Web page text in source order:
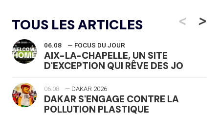
TOUS LES ARTICLES <
06.08 — FOCUS DU JOUR
AIX-LA-CHAPELLE, UN SITE
D'EXCEPTION QUI RÊVE DES JO
06.08 — DAKAR 2026
DAKAR S'ENGAGE CONTRE LA
POLLUTION PLASTIQUE
>